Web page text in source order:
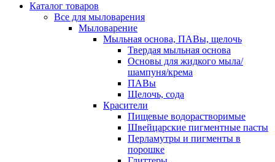
Каталог товаров
Все для мыловарения
Мыловарение
Мыльная основа, ПАВы, щелочь
Твердая мыльная основа
Основы для жидкого мыла/
шампуня/крема
ПАВы
Щелочь, сода
Красители
Пищевые водорастворимые
Швейцарские пигментные пасты
Перламутры и пигменты в
порошке